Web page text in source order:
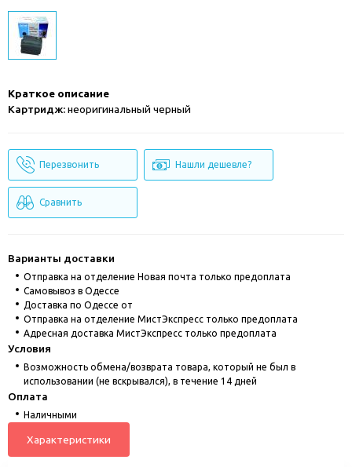
Краткое описание
Картридж:неоригинальный черный
Перезвонить Нашли дешевле?
Сравнить
Варианты доставки
Отправка на отделение Новая почта только предоплата
Cамовывоз в Одессе
Доставка по Одессе от
Отправка на отделение МистЭкспресс только предоплата
Адресная доставка МистЭкспресс только предоплата
Условия
Возможность обмена/возврата товара, который не был в
использовании (не вскрывался), в течение 14 дней
Оплата
Наличными
Характеристики